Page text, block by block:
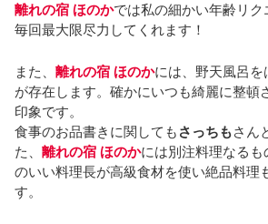
離れの宿 ほのかでは私の細かい年齢リク
毎回最大限尽力してくれます！
また、 離れの宿 ほのかには、野天風呂
が存在します。確かにいつも綺麗に整頓
印象です。
食事のお品書きに関しても さっちもさん
た、 離れの宿 ほのかには別注料理なる
のいい料理長が高級食材を使い絶品料理
す。